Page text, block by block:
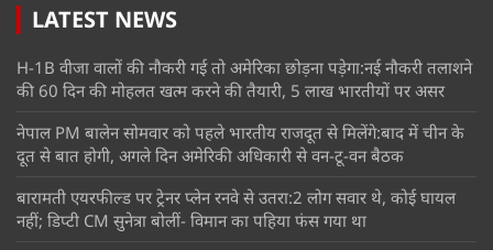
LATEST NEWS
H-1B वीजा वालों की नौकरी गई तो अमेरिका छोड़ना पड़ेगा:नई नौकरी तलाशने
की 60 दिन की मोहलत खत्म करने की तैयारी, 5 लाख भारतीयों पर असर
नेपाल PM बालेन सोमवार को पहले भारतीय राजदूत से मिलेंगे:बाद में चीन के
दूत से बात होगी, अगले दिन अमेरिकी अधिकारी से वन-टू-वन बैठक
बारामती एयरफील्ड पर ट्रेनर प्लेन रनवे से उतरा:2 लोग सवार थे, कोई घायल
नहीं; डिप्टी CM सुनेत्रा बोलीं- विमान का पहिया फंस गया था